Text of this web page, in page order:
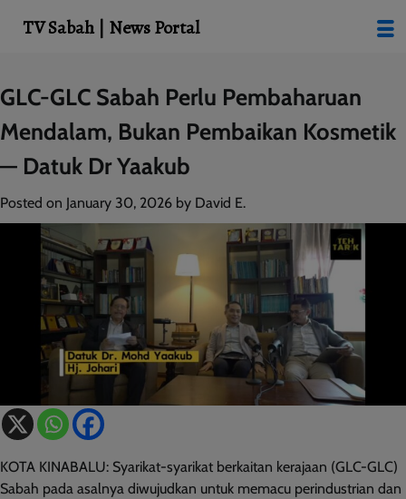
Skip
to
content
GLC-GLC Sabah Perlu Pembaharuan
Mendalam, Bukan Pembaikan Kosmetik
— Datuk Dr Yaakub
Posted on January 30, 2026 by David E.
KOTA KINABALU: Syarikat-syarikat berkaitan kerajaan (GLC-GLC)
Sabah pada asalnya diwujudkan untuk memacu perindustrian dan
TV Sabah | News Portal